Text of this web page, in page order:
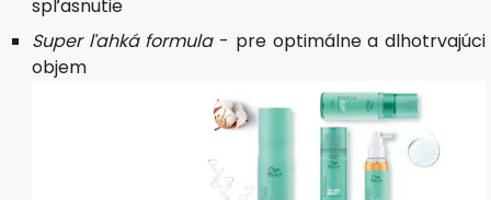
spľasnutie
Super ľahká formula- pre optimálne a dlhotrvajúci
objem